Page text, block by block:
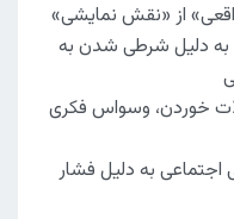
از «نقش نمایشی»
دلیل شرطی شدن به
خوردن، وسواس فکری
به دلیل فشار